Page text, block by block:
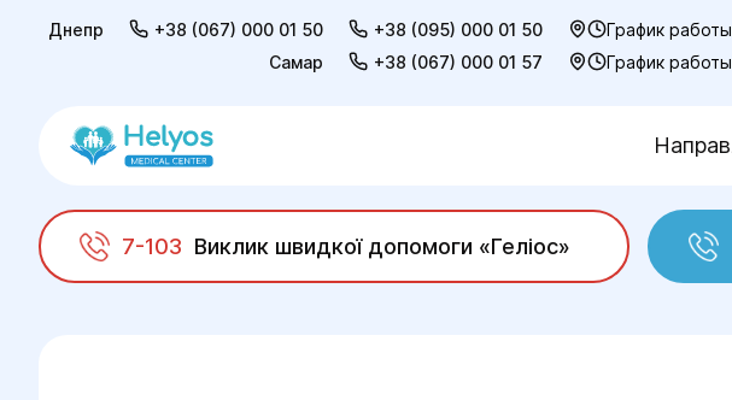
Днепр +38 (067) 000 01 50 +38 (095) 000 01 50
График работы
Самар
+38 (067) 000 01 57 График работы
7-103 Виклик швидкої допомоги «Геліос»
Helyos
Консультация репродуктолога